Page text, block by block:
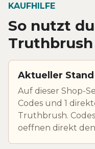
KAUFHILFE
So nutzt
Truthbrush
Aktueller Stand
Auf dieser Shop-
Codes und 1
Truthbrush.
oeffnen direkt